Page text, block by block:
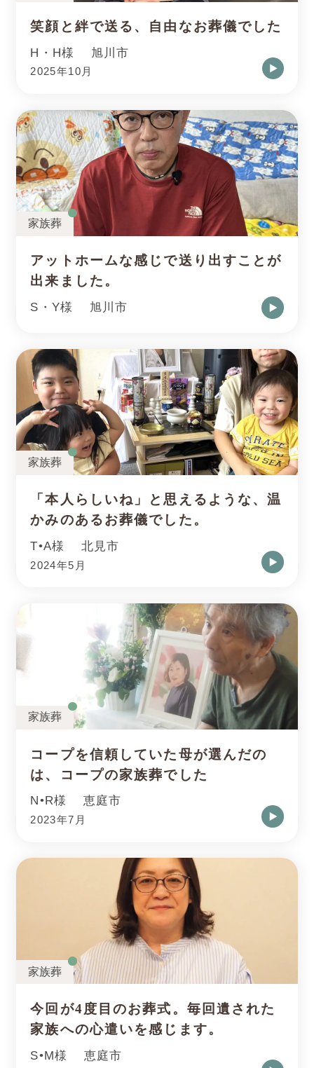
笑顔と絆で送る、自由なお葬儀でした
H・H様 旭川市
2025年10月
家族葬
アットホームな感じで送り出すことが
出来ました。
S・Y様 旭川市
家族葬
「本人らしいね」と思えるような、温
かみのあるお葬儀でした。
T•A様 北見市
2024年5月
家族葬
コープを信頼していた母が選んだの
は、コープの家族葬でした
N•R様 恵庭市
2023年7月
家族葬
今回が4度目のお葬式。毎回遺された
家族への心遣いを感じます。
S•M様 恵庭市